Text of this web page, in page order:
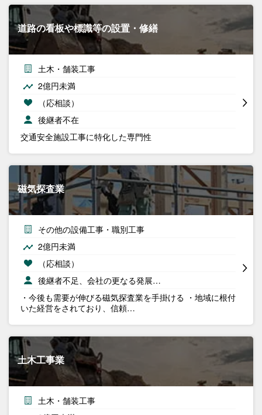
道路の看板や標識等の設置・修繕
土木・舗装工事
2億円未満
（応相談）
後継者不在
交通安全施設工事に特化した専門性
磁気探査業
その他の設備工事・職別工事
2億円未満
（応相談）
後継者不足、会社の更なる発展…
・今後も需要が伸びる磁気探査業を手掛ける ・地域に根付
いた経営をされており、信頼…
土木工事業
土木・舗装工事